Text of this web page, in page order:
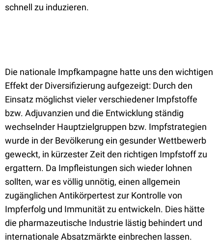
schnell zu induzieren.
Die nationale Impfkampagne hatte uns den wichtigen
Effekt der Diversifizierung aufgezeigt: Durch den
Einsatz möglichst vieler verschiedener Impfstoffe
bzw. Adjuvanzien und die Entwicklung ständig
wechselnder Hauptzielgruppen bzw. Impfstrategien
wurde in der Bevölkerung ein gesunder Wettbewerb
geweckt, in kürzester Zeit den richtigen Impfstoff zu
ergattern. Da Impfleistungen sich wieder lohnen
sollten, war es völlig unnötig, einen allgemein
zugänglichen Antikörpertest zur Kontrolle von
Impferfolg und Immunität zu entwickeln. Dies hätte
die pharmazeutische Industrie lästig behindert und
internationale Absatzmärkte einbrechen lassen.